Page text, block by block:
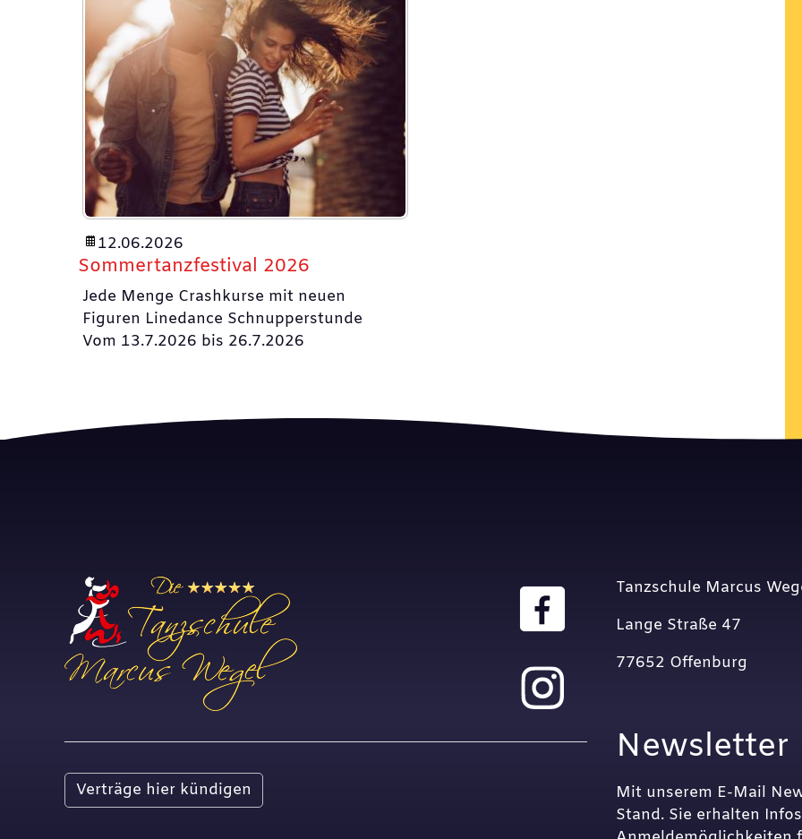
12.06.2026
Sommertanzfestival 2026
Jede Menge Crashkurse mit neuen
Figuren Linedance Schnupperstunde
Vom 13.7.2026 bis 26.7.2026
Verträge hier kündigen
Tanzschule Marcus
Lange Straße 47
77652 Offenburg
Newsletter
Mit unserem E-Mail
Stand. Sie erhalten